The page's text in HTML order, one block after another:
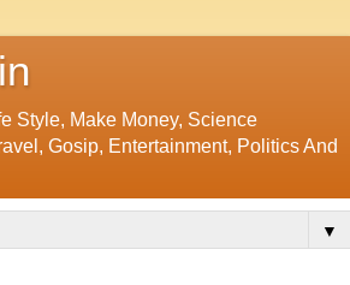
Style, Make Money, Science
Gosip, Entertainment, Politics And
▼